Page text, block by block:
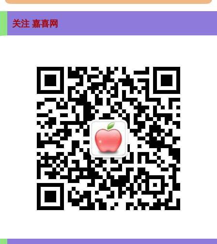
关注 嘉喜网